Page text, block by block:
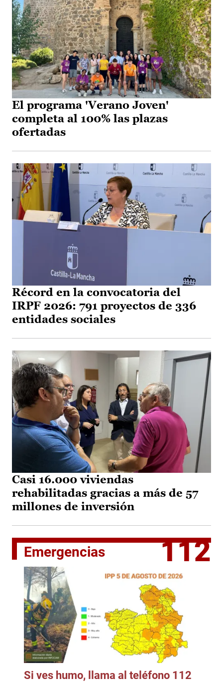
El programa 'Verano Joven'
completa al 100% las plazas
ofertadas
Récord en la convocatoria del
IRPF 2026: 791 proyectos de 336
entidades sociales
Casi 16.000 viviendas
rehabilitadas gracias a más de 57
millones de inversión
Emergencias 112
Si ves humo, llama al teléfono 112